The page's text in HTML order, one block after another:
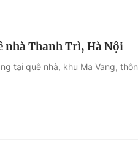
nhà Thanh Trì, Hà Nội
tại quê nhà, khu Ma Vang, thôn